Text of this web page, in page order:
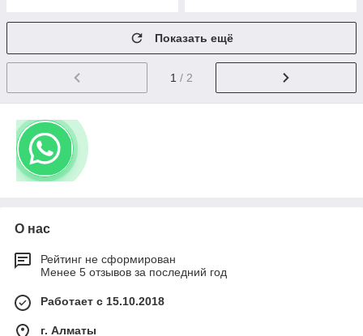
Показать ещё
1 / 2
О нас
Рейтинг не сформирован
Менее 5 отзывов за последний год
Работает с 15.10.2018
г. Алматы